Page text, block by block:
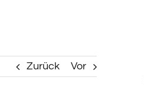
Zurück Vor